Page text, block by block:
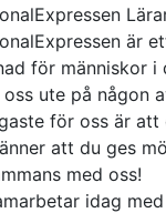
är
för människor i
oss ute på någon
för oss är att
att du ges
med oss!
idag